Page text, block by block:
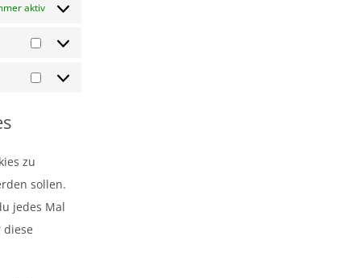
aktiv
Statistiken
Marketing
zu
sollen.
jedes Mal